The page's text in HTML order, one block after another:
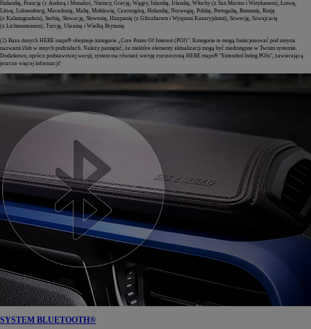
Finlandię, Francję (z Andorą i Monako), Niemcy, Grecję, Węgry, Islandię, Irlandię, Włochy (z San Marino i Watykanem), Łotwę,
Litwę, Luksemburg, Macedonię, Maltę, Mołdawię, Czarnogórę, Holandię, Norwegię, Polskę, Portugalię, Rumunię, Rosję
(z Kaliningradem), Serbię, Słowację, Słowenię, Hiszpanię (z Gibraltarem i Wyspami Kanaryjskimi), Szwecję, Szwajcarię
(z Lichtensteinem), Turcję, Ukrainę i Wielką Brytanię.
(2) Baza danych HERE maps® obejmuje kategorie „Core Points Of Interest (POI)". Kategorie te mogą funkcjonować pod innymi
nazwami i/lub w innych podziałach. Należy pamiętać, że niektóre elementy aktualizacji mogą być niedostępne w Twoim systemie.
Dodatkowo, oprócz podstawowej wersji, system ma również wersję rozszerzoną HERE maps® "Extended listing POIs", zawierającą
jeszcze więcej informacji!
SYSTEM BLUETOOTH®